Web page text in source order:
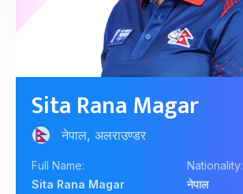
Sita Rana Magar
नेपाल, अलराउण्डर
Full Name:
Sita Rana Magar
Nationality:
नेपाल